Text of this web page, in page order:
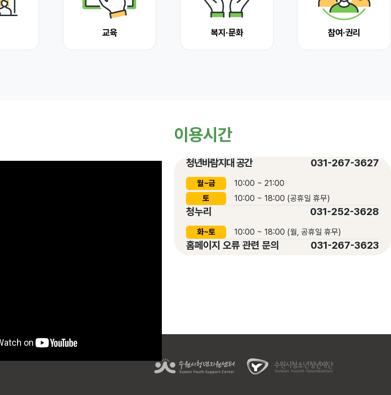
교육 복지·문화 참여·권리
이용시간
청년바람지대 공간 031-267-3627
월~금
10:00 ~ 21:00
토
10:00 ~ 18:00 (공휴일 휴무)
청누리 031-252-3628
화~토 10:00 ~ 18:00 (월, 공휴일 휴무)
홈페이지 오류 관련 문의 031-267-3623